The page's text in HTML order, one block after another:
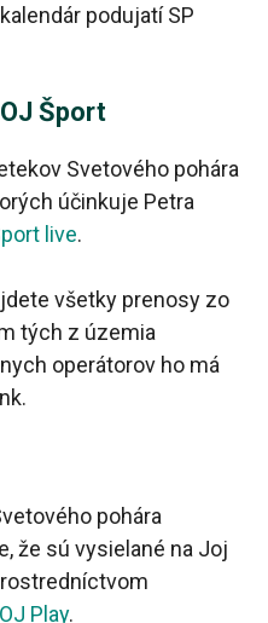
podujatí SP
Šport
Svetového pohára
účinkuje Petra
live.
všetky prenosy zo
tých z územia
operátorov ho má
pohára
že sú vysielané na Joj
Play.